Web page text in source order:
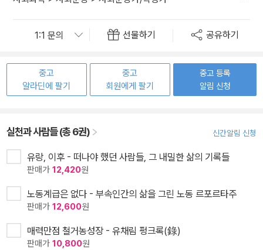
선물하기 공유하기
중고
알라딘에 팔기
중고
회원에게 팔기
중고 등록
알림 신청
실천과 사람들 (총 6권) 신간알림 신청
유랑, 이후 - 떠나야 했던 사람들, 그 내밀한 삶의 기록들
판매가 12,420원
노동계급은 없다 - 부속인간의 삶을 그린 노동 르포르타주
판매가 12,600원
매력만점 철거농성장 - 유채림 펑크록(錄)
판매가 10,800원